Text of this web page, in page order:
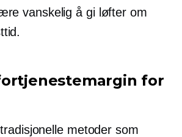
vanskelig å gi løfter om
for
metoder som